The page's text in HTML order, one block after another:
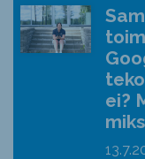
ei?